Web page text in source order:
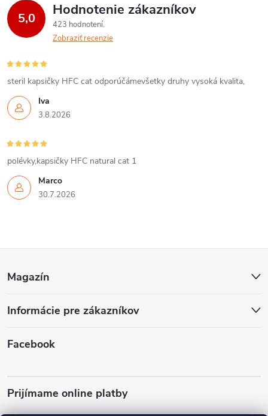
5,0 Hodnotenie zákazníkov
423 hodnotení
Zobraziť recenzie
Iva
3.8.2026
steril kapsičky HFC cat odporúčámevšetky druhy vysoká kvalita,
Marco
30.7.2026
polévky,kapsičky HFC natural cat 1
p
ä
Magazín
Informácie pre zákazníkov
Facebook
Prijímame online platby